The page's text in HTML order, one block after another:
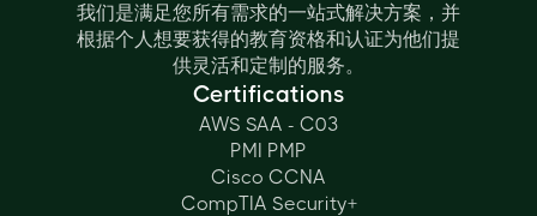
我们是满足您所有需求的一站式解决方案，并
根据个人想要获得的教育资格和认证为他们提
供灵活和定制的服务。
Certifications
AWS SAA - C03
PMI PMP
Cisco CCNA
CompTIA Security+